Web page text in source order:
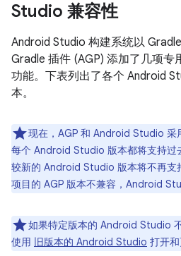
Studio 兼容性
Android Studio 构建系统以
Gradle 插件 (AGP) 添加了几项专
功能。下表列出了各个 Android
本。
现在，AGP 和 Android Studio 采
每个 Android Studio 版本都将支持过
较新的 Android Studio 版本将不再支
项目的 AGP 版本不兼容，Android
如果特定版本的 Android Studio
使用 旧版本的 Android Studio 打开和